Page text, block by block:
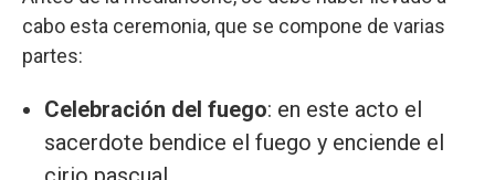
cabo esta ceremonia, que se compone de varias
partes:
Celebración del fuego: en este acto el
sacerdote bendice el fuego y enciende el